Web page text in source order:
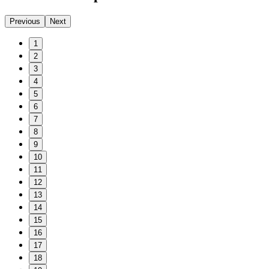
Previous Next
1
2
3
4
5
6
7
8
9
10
11
12
13
14
15
16
17
18